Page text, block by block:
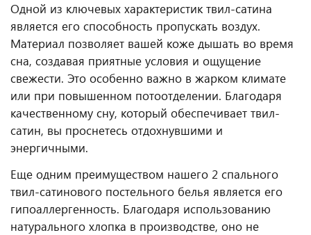
Одной из ключевых характеристик твил-сатина
является его способность пропускать воздух.
Материал позволяет вашей коже дышать во время
сна, создавая приятные условия и ощущение
свежести. Это особенно важно в жарком климате
или при повышенном потоотделении. Благодаря
качественному сну, который обеспечивает твил-
сатин, вы проснетесь отдохнувшими и
энергичными.
Еще одним преимуществом нашего 2 спального
твил-сатинового постельного белья является его
гипоаллергенность. Благодаря использованию
натурального хлопка в производстве, оно не